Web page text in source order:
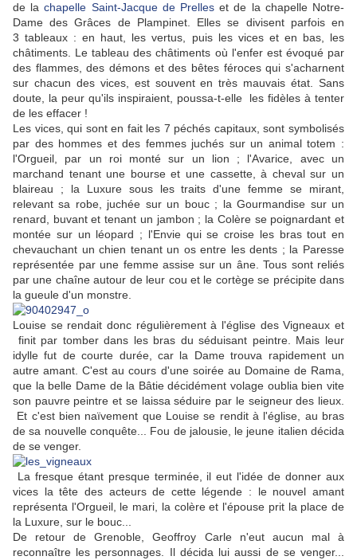
de lachapelle Saint-Jacque de Prelles et de la chapelle Notre-
Dame des Grâces de Plampinet. Elles se divisent parfois en
3 tableaux : en haut, les vertus, puis les vices et en bas, les
châtiments. Le tableau des châtiments où l'enfer est évoqué par
des flammes, des démons et des bêtes féroces qui s'acharnent
sur chacun des vices, est souvent en très mauvais état. Sans
doute, la peur qu'ils inspiraient, poussa-t-elle les fidèles à tenter
de les effacer !
Les vices, qui sont en fait les 7 péchés capitaux, sont symbolisés
par des hommes et des femmes juchés sur un animal totem :
l'Orgueil, par un roi monté sur un lion ; l'Avarice, avec un
marchand tenant une bourse et une cassette, à cheval sur un
blaireau ; la Luxure sous les traits d'une femme se mirant,
relevant sa robe, juchée sur un bouc ; la Gourmandise sur un
renard, buvant et tenant un jambon ; la Colère se poignardant et
montée sur un léopard ; l'Envie qui se croise les bras tout en
chevauchant un chien tenant un os entre les dents ; la Paresse
représentée par une femme assise sur un âne. Tous sont reliés
par une chaîne autour de leur cou et le cortège se précipite dans
la gueule d'un monstre.
Louise se rendait donc régulièrement à l'église des Vigneaux et
finit par tomber dans les bras du séduisant peintre. Mais leur
idylle fut de courte durée, car la Dame trouva rapidement un
autre amant. C'est au cours d'une soirée au Domaine de Rama,
que la belle Dame de la Bâtie décidément volage oublia bien vite
son pauvre peintre et se laissa séduire par le seigneur des lieux.
Et c'est bien naïvement que Louise se rendit à l'église, au bras
de sa nouvelle conquête... Fou de jalousie, le jeune italien décida
de se venger.
La fresque étant presque terminée, il eut l'idée de donner aux
vices la tête des acteurs de cette légende : le nouvel amant
représenta l'Orgueil, le mari, la colère et l'épouse prit la place de
la Luxure, sur le bouc...
De retour de Grenoble, Geoffroy Carle n'eut aucun mal à
reconnaître les personnages. Il décida lui aussi de se venger...